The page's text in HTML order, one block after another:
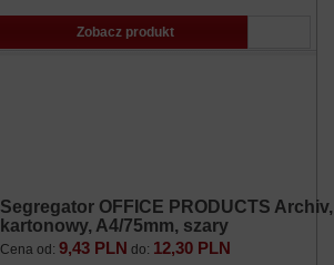
Zobacz produkt
Segregator OFFICE PRODUCTS Archiv,
kartonowy, A4/75mm, szary
Cena od: 9,43 PLN do: 12,30 PLN